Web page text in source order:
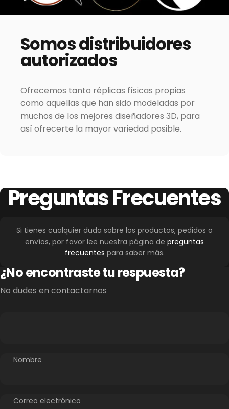
Somosdistribuidores
autorizados
Ofrecemos tanto réplicas físicas propias
como aquellas que han sido modeladas por
muchos de los mejores diseñadores 3D, para
así ofrecerte la mayor variedad posible.
PreguntasFrecuentes
Si tienes cualquier duda sobre los productos, pedidos o
envíos, por favor lee nuestra página de preguntas
frecuentes para saber más.
¿No encontraste tu respuesta?
No dudes en contactarnos
Nombre
Correo electrónico